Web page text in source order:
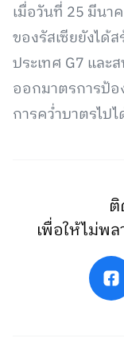
เมื่อวันที่ 25 มีนา
ของรัสเซียยังได้
ประเทศ G7 และ
ออกมาตรการป้อ
การคว่ำบาตรไป
เพื่อให้ไม่พ